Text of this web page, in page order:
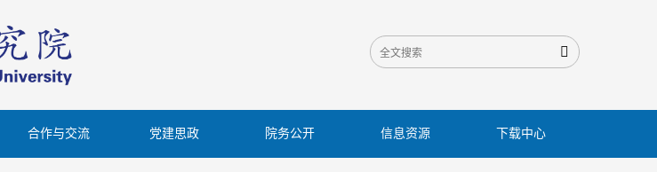

合作与交流 党建思政 院务公开 信息资源 下载中心